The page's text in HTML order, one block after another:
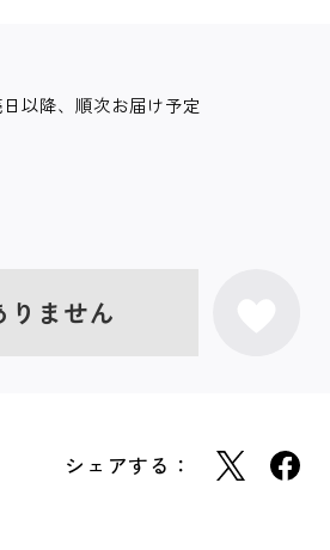
以降、順次お届け予定
りません
シェアする：